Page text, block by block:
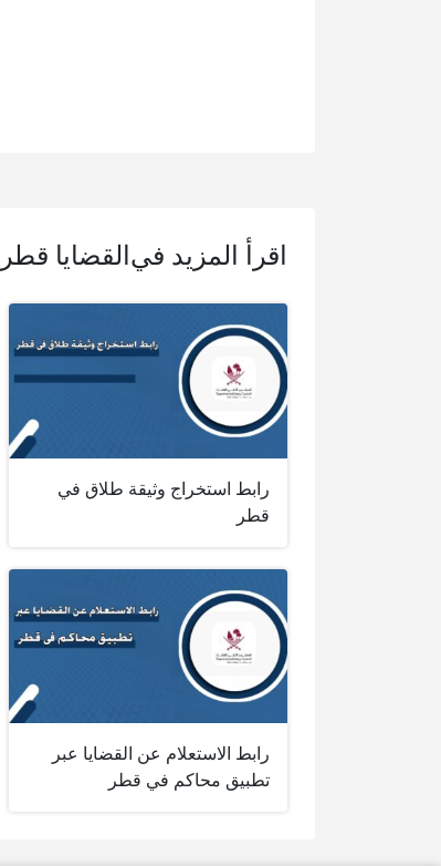
اقرأ المزيد في القضايا قطر
رابط استخراج وثيقة طلاق في
قطر
رابط الاستعلام عن القضايا عبر
تطبيق محاكم في قطر